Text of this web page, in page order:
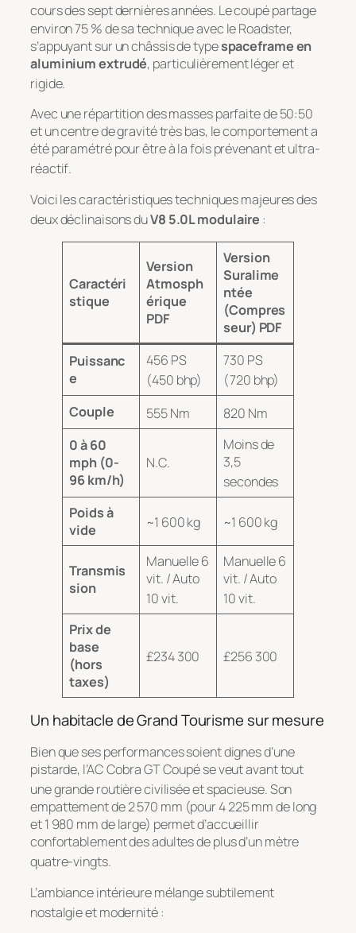
cours des sept dernières années. Le coupé partage
environ 75 % de sa technique avec le Roadster,
s’appuyant sur un châssis de typespaceframe en
aluminium extrudé, particulièrement léger et
rigide.
Avec une répartition des masses parfaite de 50:50
et un centre de gravité très bas, le comportement a
été paramétré pour être à la fois prévenant et ultra-
réactif.
Voici les caractéristiques techniques majeures des
deux déclinaisons duV8 5.0L modulaire :
Caractéri
stique
Version
Atmosph
érique
PDF
Version
Suralime
ntée
(Compres
seur) PDF
Puissanc
e
456 PS
(450 bhp)
730 PS
(720 bhp)
Couple
555 Nm
820 Nm
0 à 60
mph (0-
96 km/h)
N.C.
Moins de
3,5
secondes
Poids à
vide
~1 600 kg ~1 600 kg
Transmis
sion
Manuelle 6
vit. / Auto
10 vit.
Manuelle 6
vit. / Auto
10 vit.
Prix de
base
(hors
taxes)
£234 300 £256 300
Un habitacle de Grand Tourisme sur mesure
Bien que ses performances soient dignes d’une
pistarde, l’AC Cobra GT Coupé se veut avant tout
une grande routière civilisée et spacieuse. Son
empattement de 2 570 mm (pour 4 225 mm de long
et 1 980 mm de large) permet d’accueillir
confortablement des adultes de plus d’un mètre
quatre-vingts.
L’ambiance intérieure mélange subtilement
nostalgie et modernité: